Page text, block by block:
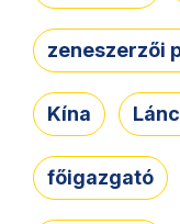
zeneszerzői
Kína
főigazgató